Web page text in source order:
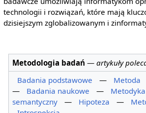
technologii i rozwiązań, które mają
dzisiejszym zglobalizowanym i
Metodologia badań —artykuły
Badania podstawowe
— Metoda
—
Badania naukowe — Metodyka
semantyczny
— Hipoteza —